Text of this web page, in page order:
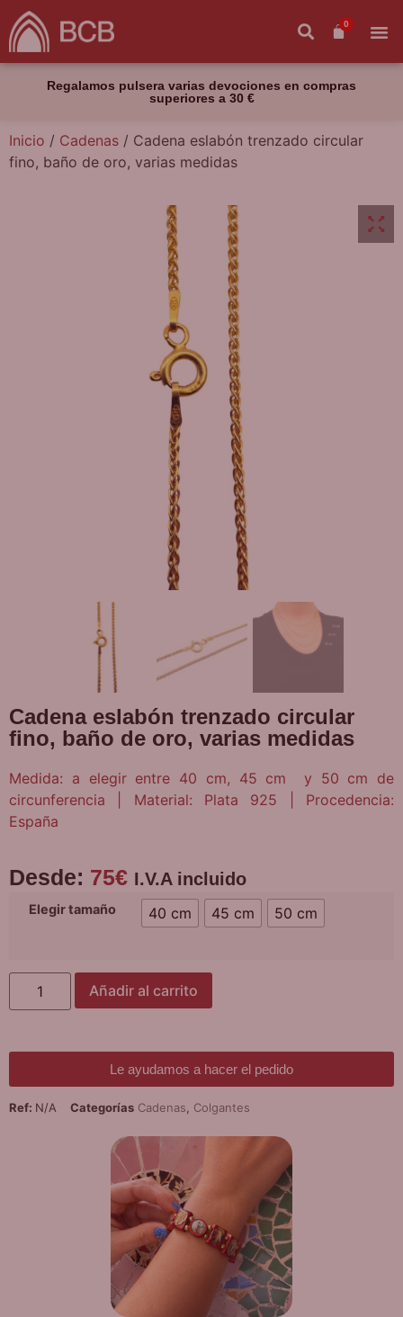
0
Regalamos pulsera varias devociones en compras
superiores a 30 €
Inicio / Cadenas / Cadena eslabón trenzado circular
fino, baño de oro, varias medidas
Cadena eslabón trenzado circular
fino, baño de oro, varias medidas
Medida: a elegir entre 40 cm, 45 cm y 50 cm de
circunferencia | Material: Plata 925 | Procedencia:
España
Desde: 75€ I.V.A incluido
Elegir tamaño 40 cm 45 cm 50 cm
Añadir al carrito
Le ayudamos a hacer el pedido
Ref: N/A Categorías Cadenas Colgantes